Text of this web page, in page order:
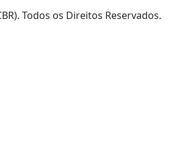
Todos os Direitos Reservados.